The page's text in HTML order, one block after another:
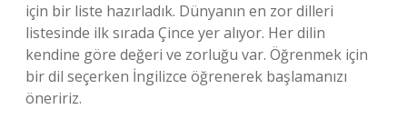
için bir liste hazırladık. Dünyanın en zor dilleri
listesinde ilk sırada Çince yer alıyor. Her dilin
kendine göre değeri ve zorluğu var. Öğrenmek için
bir dil seçerken İngilizce öğrenerek başlamanızı
öneririz.